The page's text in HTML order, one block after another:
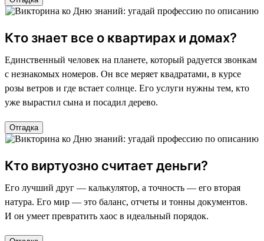
Кто знает все о квартирах и домах?
Единственный человек на планете, который радуется звонкам
с незнакомых номеров. Он все меряет квадратами, в курсе
розы ветров и где встает солнце. Его услуги нужны тем, кто
уже вырастил сына и посадил дерево.
Отгадка
Кто виртуозно считает деньги?
Его лучший друг — калькулятор, а точность — его вторая
натура. Его мир — это баланс, отчеты и тонны документов.
И он умеет превратить хаос в идеальный порядок.